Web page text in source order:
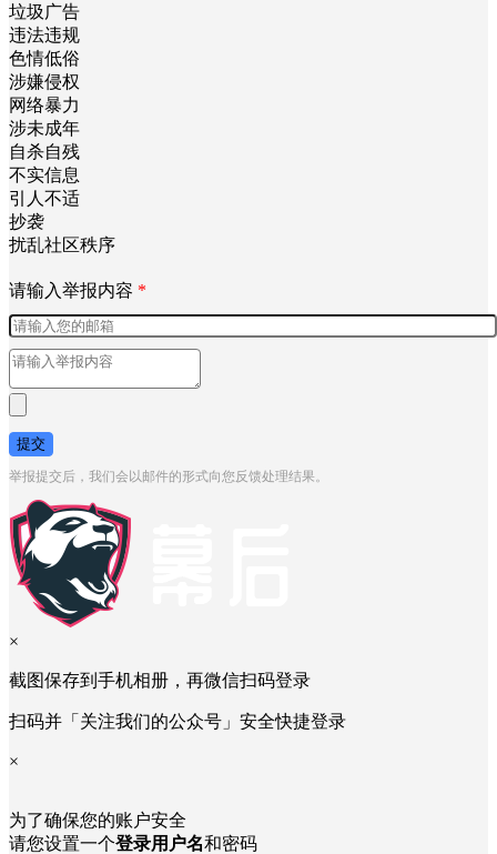
垃圾广告
违法违规
色情低俗
涉嫌侵权
网络暴力
涉未成年
自杀自残
不实信息
引人不适
抄袭
扰乱社区秩序
请输入举报内容 *
提交
举报提交后，我们会以邮件的形式向您反馈处理结果。
×
截图保存到手机相册，再微信扫码登录
扫码并「关注我们的公众号」安全快捷登录
×
为了确保您的账户安全
请您设置一个登录用户名和密码